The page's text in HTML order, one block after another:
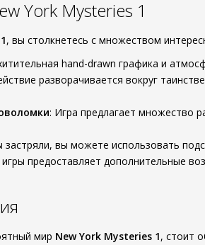
York Mysteries 1
, вы столкнетесь с множеством
hand-drawn графика и
разворачивается вокруг
: Игра предлагает множество
застряли, вы можете использовать
предоставляет дополнительные
мир New York Mysteries 1, стоит